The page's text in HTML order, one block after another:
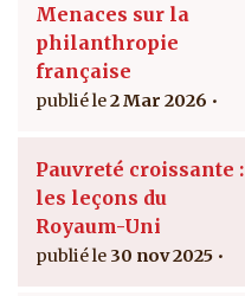
Menaces sur la
philanthropie
française
2 Mar 2026
Pauvreté croissante :
les leçons du
Royaum-Uni
30 nov 2025